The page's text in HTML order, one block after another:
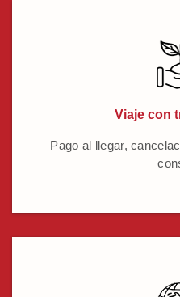
Viaje con
Pago al llegar,